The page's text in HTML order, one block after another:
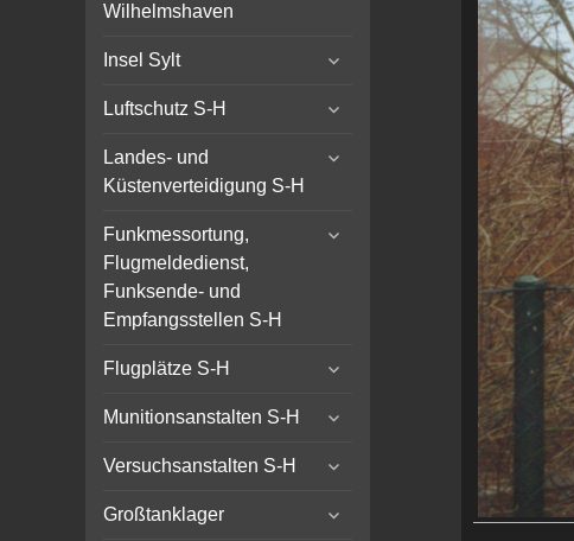
Wilhelmshaven
Insel Sylt
expand
menu
Luftschutz S-H
expand
menu
Landes- und
Küstenverteidigung S-H
expand
Funkmessortung,
Flugmeldedienst,
Funksende- und
Empfangsstellen S-H
expand
Flugplätze S-H
expand
menu
Munitionsanstalten S-H
expand
menu
Versuchsanstalten S-H
expand
menu
Großtanklager
expand